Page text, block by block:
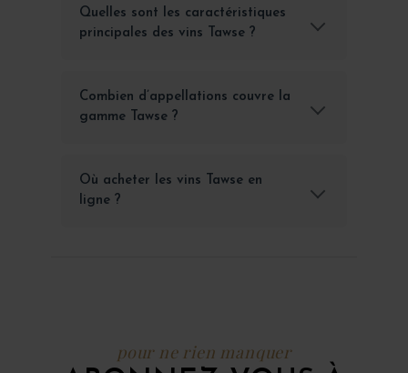
Quelles sont les caractéristiques
principales des vins Tawse ?
Combien d’appellations couvre la
gamme Tawse ?
Où acheter les vins Tawse en
ligne ?
pour ne rien manquer